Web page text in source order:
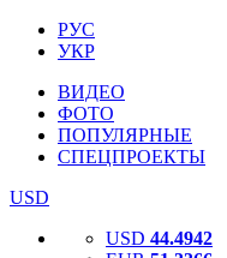
РУС
УКР
ВИДЕО
ФОТО
ПОПУЛЯРНЫЕ
СПЕЦПРОЕКТЫ
USD
USD 44.4942